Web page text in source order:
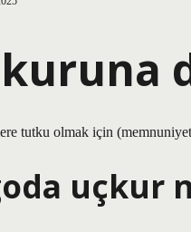
tutku olmak için
uçkur